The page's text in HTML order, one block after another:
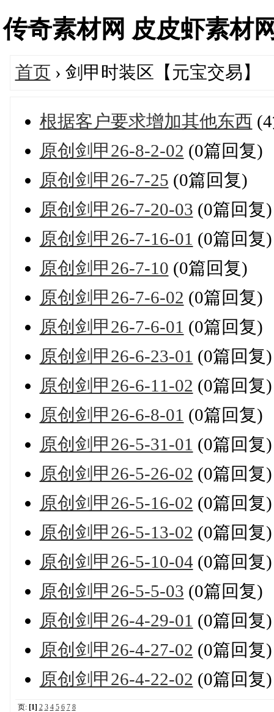
传奇素材网 皮皮虾素材
首页 › 剑甲时装区【元宝交易】
根据客户要求增加其他东西
原创剑甲26-8-2-02 (0篇回复)
原创剑甲26-7-25 (0篇回复)
原创剑甲26-7-20-03 (0篇回复)
原创剑甲26-7-16-01 (0篇回复)
原创剑甲26-7-10 (0篇回复)
原创剑甲26-7-6-02 (0篇回复)
原创剑甲26-7-6-01 (0篇回复)
原创剑甲26-6-23-01 (0篇回复)
原创剑甲26-6-11-02 (0篇回复)
原创剑甲26-6-8-01 (0篇回复)
原创剑甲26-5-31-01 (0篇回复)
原创剑甲26-5-26-02 (0篇回复)
原创剑甲26-5-16-02 (0篇回复)
原创剑甲26-5-13-02 (0篇回复)
原创剑甲26-5-10-04 (0篇回复)
原创剑甲26-5-5-03 (0篇回复)
原创剑甲26-4-29-01 (0篇回复)
原创剑甲26-4-27-02 (0篇回复)
原创剑甲26-4-22-02 (0篇回复)
页: [1] 2 3 4 5 6 7 8